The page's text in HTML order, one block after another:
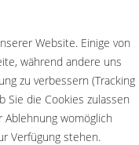
Website. Einige von
während andere uns
zu verbessern (Tracking
Sie die Cookies zulassen
womöglich
Verfügung stehen.